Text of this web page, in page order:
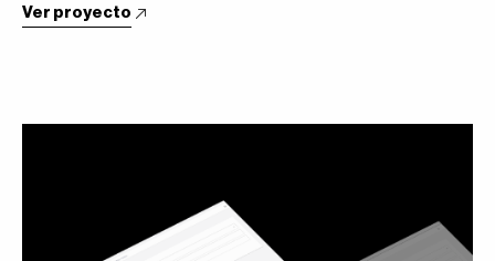
Ver proyecto